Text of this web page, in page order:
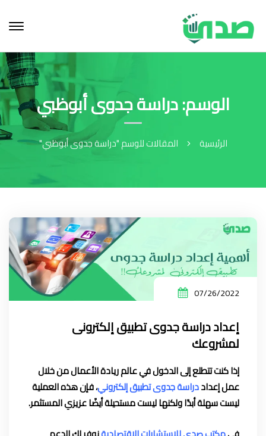
الوسم: دراسة جدوى أبوظبي
الرئيسية المقالات للوسم "دراسة جدوى أبوظبي"
07/26/2022
إعداد دراسة جدوى تطبيق إلكترونى
لمشروعك
إذا كنت تتطلع إلى الدخول في عالم ريادة الأعمال من خلال
عملإعداددراسة جدوىتطبيق إلكتروني، فإن هذه العملية
ليست سهلة أبدًا ولكنها ليست مستحيلة أيضًا عزيزي المستثمر.